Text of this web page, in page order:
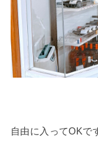
自由に入ってOKで